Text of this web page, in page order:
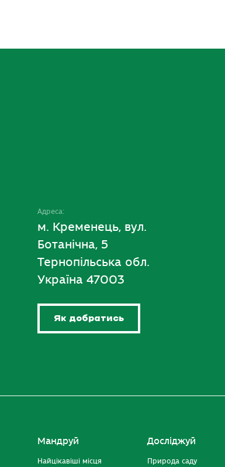
Адреса:
м. Кременець, вул.
Ботанічна, 5
Тернопільська обл.
Україна 47003
Як добратись
Мандруй
Найцікавіші місця
Досліджуй
Природа саду